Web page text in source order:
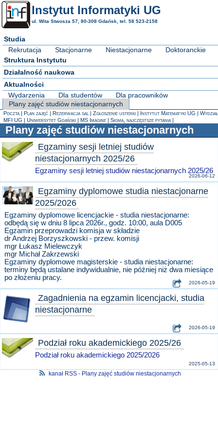
Instytut Informatyki UG
ul. Wita Stwosza 57, 80-308 Gdańsk, tel. 58 523-2158
Studia
Rekrutacja
Stacjonarne Niestacjonarne
Doktoranckie
Struktura Instytutu
Działalność naukowa
Aktualności
Wydarzenia
Dla studentów
Dla pracowników
Plany zajęć studiów niestacjonarnych
Poczta Plan zajęć Rezerwacja sal Zgłoszenie usterki Instytut Matematyki UG
Wydział
MFI UG
Uniwersytet Gdański MS Imagine Sigma, najczęstsze pytania
Plany zajęć studiów niestacjonarnych
Egzaminy sesji letniej studiów
niestacjonarnych 2025/26
2026-06-12
Egzaminy sesji letniej studiów niestacjonarnych 2025/26
Egzaminy dyplomowe studia niestacjonarne
2025/2026
2026-05-19
Egzaminy dyplomowe licencjackie - studia niestacjonarne:
odbędą się w dniu 8 lipca 2026r., godz. 10:00, aula D005
Egzamin przeprowadzi komisja w składzie
dr Andrzej Borzyszkowski - przew. komisji
mgr Łukasz Mielewczyk
mgr Michał Zakrzewski
Egzaminy dyplomowe magisterskie - studia niestacjonarne:
terminy będą ustalane indywidualnie, nie później niż dwa miesiące
po złożeniu pracy.
Zagadnienia na egzamin licencjacki, studia
niestacjonarne
2026-05-19
Podział roku akademickiego 2025/26
2025-05-13
Podział roku akademickiego 2025/2026
kanał RSS - Plany zajęć studiów niestacjonarnych